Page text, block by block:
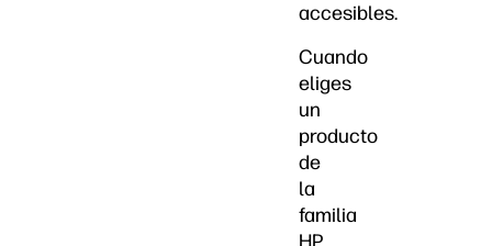
accesibles.
Cuando
eliges
un
producto
de
la
familia